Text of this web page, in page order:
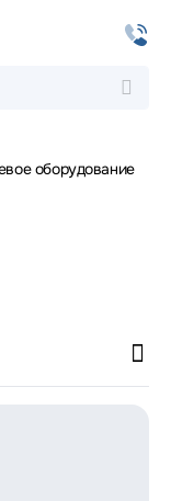
оборудование